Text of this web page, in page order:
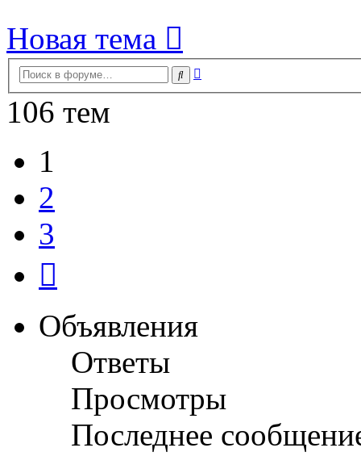
Новая тема
Поиск
106 тем
1
2
3
Объявления
Ответы
Просмотры
Последнее